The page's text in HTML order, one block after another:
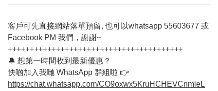
客戶可先直接網站落單預留, 也可以whatsapp 55603677 或
Facebook PM 我們，謝謝~
++++++++++++++++++++++++++++++++++++++++
🔔 想第一時間收到最新優惠？
快啲加入我哋 WhatsApp 群組啦 👉
https://chat.whatsapp.com/CO9oxwx5KruHCHEVCnmleL